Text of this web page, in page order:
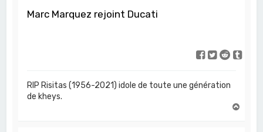
Marc Marquez rejoint Ducati
RIP Risitas (1956-2021) idole de toute une génération
de kheys.